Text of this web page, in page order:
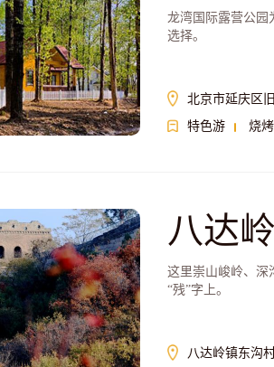
龙湾国际露营公园
选择。
北京市延庆区
特色游
烧烤
八达
这里崇山峻岭、深
“残”字上。
八达岭镇东沟